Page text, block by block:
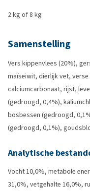
2 kg of 8 kg
Samenstelling
Vers kippenvlees (20%),
maïseiwit, dierlijk vet,
calciumcarbonaat, rijst,
(gedroogd, 0,4%),
bosbessen (gedroogd,
(gedroogd, 0,1%),
Analytische
Vocht 10,0%, metabole
31,0%, vetgehalte 16,0%,